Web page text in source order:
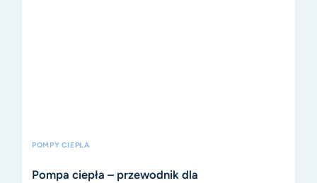
POMPY CIEPŁA
Pompa ciepła – przewodnik dla